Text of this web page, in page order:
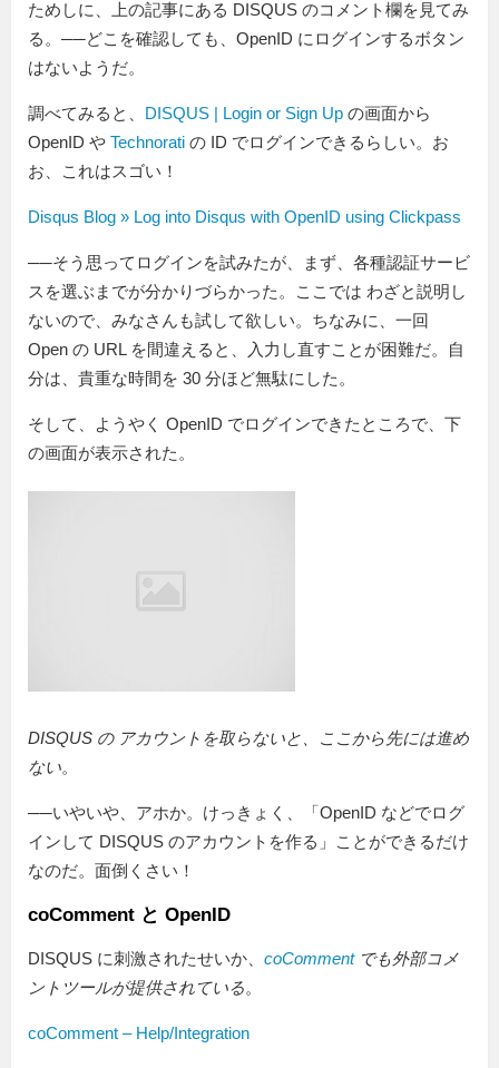
ためしに、上の記事にある DISQUS のコメント欄を見てみ
る。──どこを確認しても、OpenID にログインするボタン
はないようだ。
調べてみると、 DISQUS | Login or Sign Up の画面から
OpenID や Technorati の ID でログインできるらしい。お
お、これはスゴい！
Disqus Blog » Log into Disqus with OpenID using Clickpass
──そう思ってログインを試みたが、まず、各種認証サービ
スを選ぶまでが分かりづらかった。ここでは わざと説明し
ないので、みなさんも試して欲しい。ちなみに、一回
Open の URL を間違えると、入力し直すことが困難だ。自
分は、貴重な時間を 30 分ほど無駄にした。
そして、ようやく OpenID でログインできたところで、下
の画面が表示された。
DISQUS の アカウントを取らないと、ここから先には進め
ない。
──いやいや、アホか。けっきょく、「OpenID などでログ
インして DISQUS のアカウントを作る」ことができるだけ
なのだ。面倒くさい！
coComment と OpenID
DISQUS に刺激されたせいか、 coCommentでも外部コメ
ントツールが提供されている。
coComment – Help/Integration